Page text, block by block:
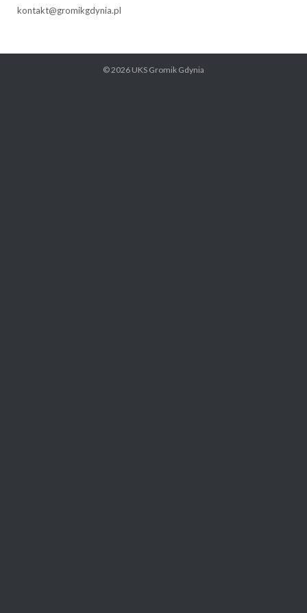
kontakt@gromikgdynia.pl
© 2026 UKS Gromik Gdynia